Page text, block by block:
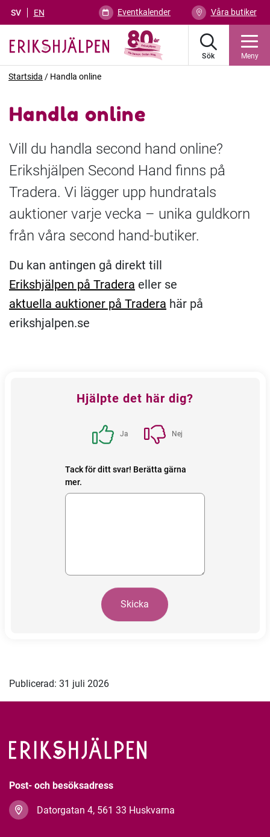
SV EN Eventkalender Våra butiker
Sök Meny
Startsida / Handla online
Handla online
Vill du handla second hand online?
Erikshjälpen Second Hand finns på
Tradera. Vi lägger upp hundratals
auktioner varje vecka – unika guldkorn
från våra second hand-butiker.
Du kan antingen gå direkt till
Erikshjälpen på Tradera eller se
aktuella auktioner på Tradera här på
erikshjalpen.se
blockHjälpte det här dig?
Ja Nej
Tack för ditt svar! Berätta gärna
mer.
Skicka
Publicerad: 31 juli 2026
Post- och besöksadress
Datorgatan 4, 561 33 Huskvarna